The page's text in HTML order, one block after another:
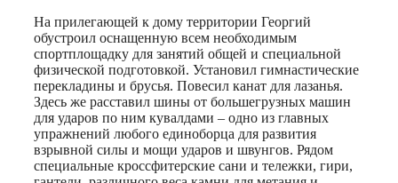
На прилегающей к дому территории Георгий
обустроил оснащенную всем необходимым
спортплощадку для занятий общей и специальной
физической подготовкой. Установил гимнастические
перекладины и брусья. Повесил канат для лазанья.
Здесь же расставил шины от большегрузных машин
для ударов по ним кувалдами – одно из главных
упражнений любого единоборца для развития
взрывной силы и мощи ударов и швунгов. Рядом
специальные кроссфитерские сани и тележки, гири,